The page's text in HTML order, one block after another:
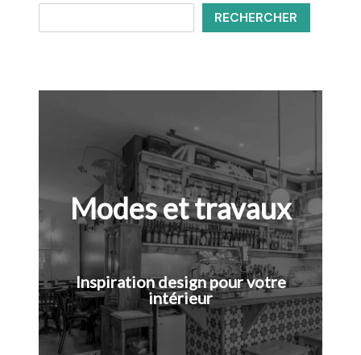
RECHERCHER
Modes et travaux
Inspiration design pour votre
intérieur